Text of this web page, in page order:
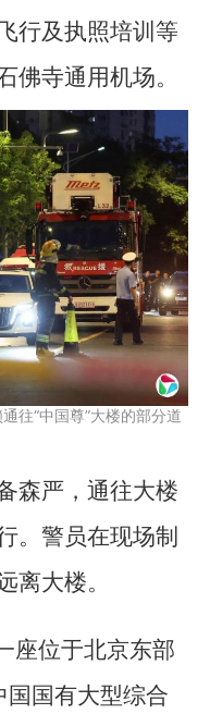
行及执照培训等
佛寺通用机场。
往“中国尊”大楼的部分道
森严，通往大楼
。警员在现场制
离大楼。
座位于北京东部
国国有大型综合